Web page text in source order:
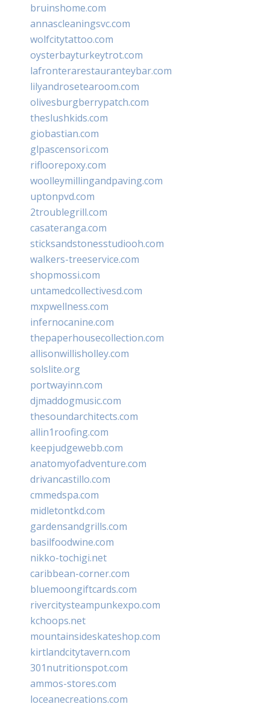
bruinshome.com
annascleaningsvc.com
wolfcitytattoo.com
oysterbayturkeytrot.com
lafronterarestauranteybar.com
lilyandrosetearoom.com
olivesburgberrypatch.com
theslushkids.com
giobastian.com
glpascensori.com
rifloorepoxy.com
woolleymillingandpaving.com
uptonpvd.com
2troublegrill.com
casateranga.com
sticksandstonesstudiooh.com
walkers-treeservice.com
shopmossi.com
untamedcollectivesd.com
mxpwellness.com
infernocanine.com
thepaperhousecollection.com
allisonwillisholley.com
solslite.org
portwayinn.com
djmaddogmusic.com
thesoundarchitects.com
allin1roofing.com
keepjudgewebb.com
anatomyofadventure.com
drivancastillo.com
cmmedspa.com
midletontkd.com
gardensandgrills.com
basilfoodwine.com
nikko-tochigi.net
caribbean-corner.com
bluemoongiftcards.com
rivercitysteampunkexpo.com
kchoops.net
mountainsideskateshop.com
kirtlandcitytavern.com
301nutritionspot.com
ammos-stores.com
loceanecreations.com